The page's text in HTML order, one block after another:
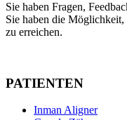
Sie haben Fragen,
Sie haben die
zu erreichen.
PATIENTEN
Inman Aligner